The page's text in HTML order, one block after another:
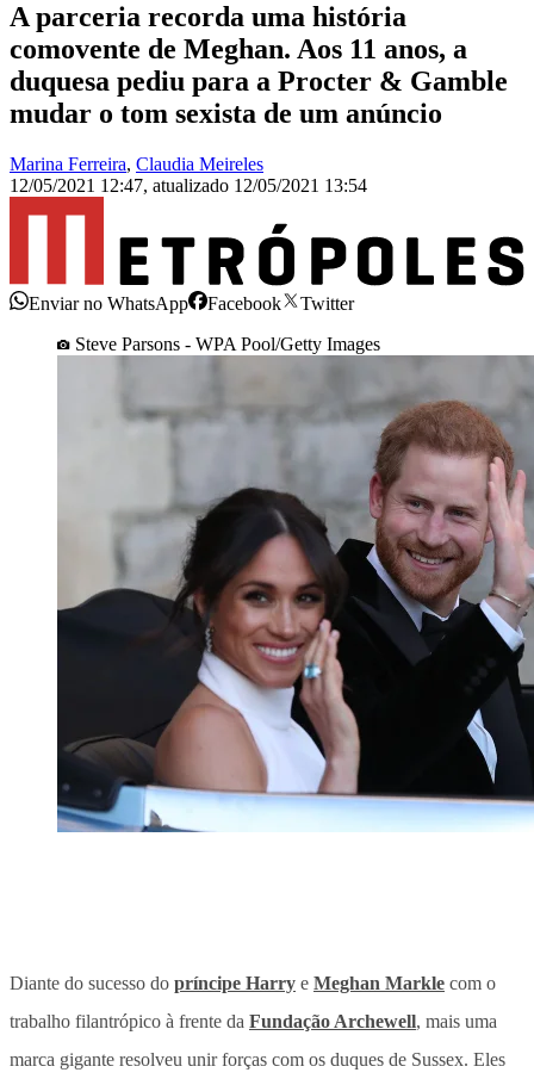
A parceria recorda uma história
comovente de Meghan. Aos 11 anos, a
duquesa pediu para a Procter & Gamble
mudar o tom sexista de um anúncio
Marina Ferreira, Claudia Meireles
12/05/2021 12:47, atualizado 12/05/2021 13:54
Enviar no WhatsApp Facebook
Twitter
Steve Parsons - WPA Pool/Getty Images
Diante do sucesso do príncipe Harry e Meghan Markle com o
trabalho filantrópico à frente da Fundação Archewell, mais uma
marca gigante resolveu unir forças com os duques de Sussex. Eles